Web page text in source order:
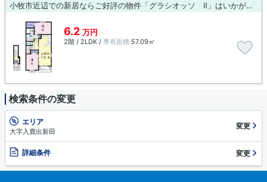
小牧市近辺での新居ならご好評の物件「グラシオッソ Ⅱ」はいかがでしょうか。今引っ越しをお考えの方におすすめなのが、こちらのアパートです。利便性の高い設備も充実した、高ニーズな2017年築の物件です。よりスムーズな移動を実現するなら、小牧周辺に住まいを求めてはいかがでしょうか。当社には豊富な物件情報がありますので、きっとお探しの物件が見つかります。
6.2 万円
2階 / 2LDK / 専有面積 57.09㎡
検索条件の変更
エリア
大字入鹿出新田
変更
詳細条件 変更